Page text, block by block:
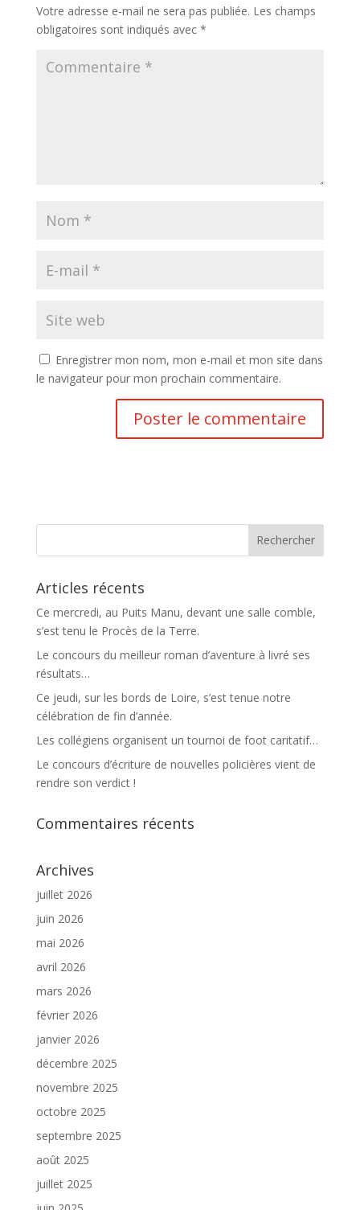
Votre adresse e-mail ne sera pas publiée. Les champs
obligatoires sont indiqués avec *
Enregistrer mon nom, mon e-mail et mon site dans
le navigateur pour mon prochain commentaire.
Articles récents
Ce mercredi, au Puits Manu, devant une salle comble,
s’est tenu le Procès de la Terre.
Le concours du meilleur roman d’aventure à livré ses
résultats…
Ce jeudi, sur les bords de Loire, s’est tenue notre
célébration de fin d’année.
Les collégiens organisent un tournoi de foot caritatif…
Le concours d’écriture de nouvelles policières vient de
rendre son verdict !
Commentaires récents
Archives
juillet 2026
juin 2026
mai 2026
avril 2026
mars 2026
février 2026
janvier 2026
décembre 2025
novembre 2025
octobre 2025
septembre 2025
août 2025
juillet 2025